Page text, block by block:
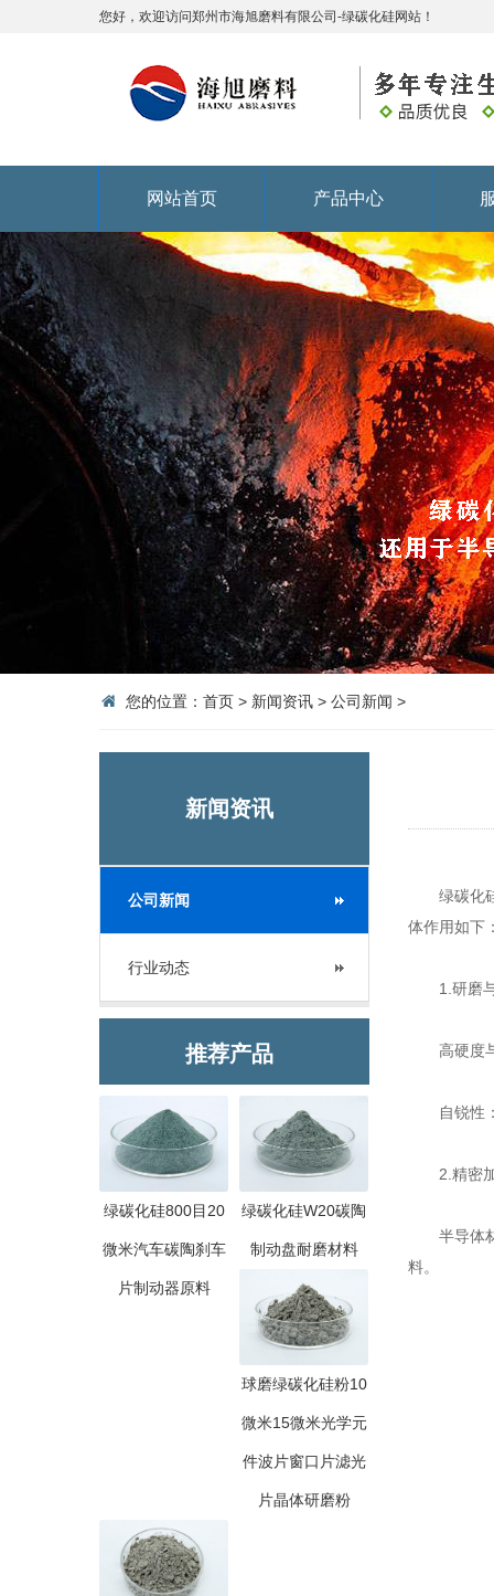
您好，欢迎访问郑州市海旭磨料有限公司-绿碳化硅网站！
网站首页 产品中心
您的位置： 首页 > 新闻资讯 > 公司新闻 >
新闻资讯
公司新闻
行业动态
推荐产品
绿碳化硅800目20
微米汽车碳陶刹车
片制动器原料
绿碳化硅W20碳陶
制动盘耐磨材料
球磨绿碳化硅粉10
微米15微米光学元
件波片窗口片滤光
片晶体研磨粉
绿碳化
体作用如下
1.研磨
高硬度与
自锐性：
2.精密加
半导体材
料。